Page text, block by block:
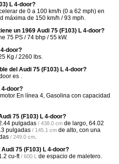
L 4-door?
de 0 a 100 km/h (0 a 62 mph) en
máxima de 150 km/h / 93 mph.
un 1969 Audi 75 (F103) L 4-door?
75 PS / 74 bhp / 55 kW.
door?
Kg / 2260 lbs.
del Audi 75 (F103) L 4-door?
es .
4-door?
En línea 4, Gasolina con capacidad
75 (F103) L 4-door?
pulgadas / 438.0 cm de largo, 64.02
pulgadas / 145.1 cm de alto, con una
/ 249.0 cm
75 (F103) L 4-door?
cu-ft / 600 L de espacio de maletero.